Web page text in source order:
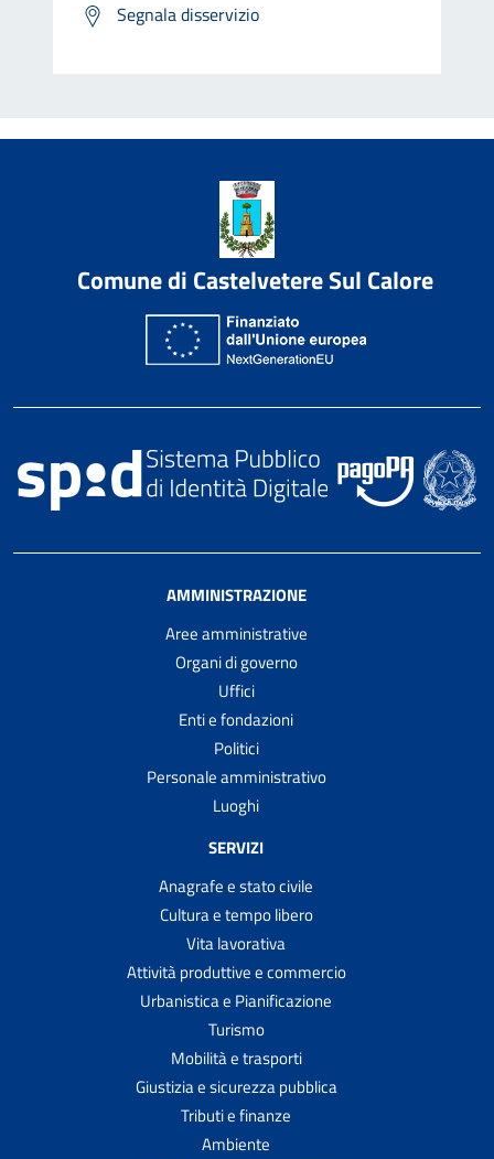
Segnala disservizio
Comune di Castelvetere Sul Calore
AMMINISTRAZIONE
Aree amministrative
Organi di governo
Uffici
Enti e fondazioni
Politici
Personale amministrativo
Luoghi
SERVIZI
Anagrafe e stato civile
Cultura e tempo libero
Vita lavorativa
Attività produttive e commercio
Urbanistica e Pianificazione
Turismo
Mobilità e trasporti
Giustizia e sicurezza pubblica
Tributi e finanze
Ambiente